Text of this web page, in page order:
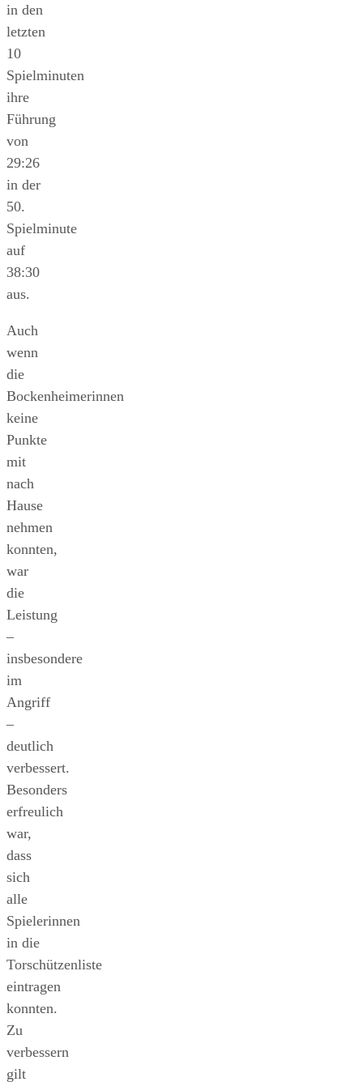
in den
letzten
10
Spielminuten
ihre
Führung
von
29:26
in der
50.
Spielminute
auf
38:30
aus.
Auch
wenn
die
Bockenheimerinnen
keine
Punkte
mit
nach
Hause
nehmen
konnten,
war
die
Leistung
–
insbesondere
im
Angriff
–
deutlich
verbessert.
Besonders
erfreulich
war,
dass
sich
alle
Spielerinnen
in die
Torschützenliste
eintragen
konnten.
Zu
verbessern
gilt